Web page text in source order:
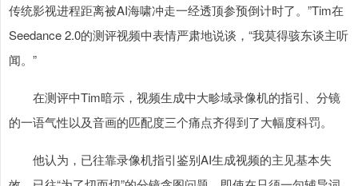
传统影视进程距离被AI海啸冲走一经透顶参预倒计时了。”Tim在
Seedance 2.0的测评视频中表情严肃地说谈，“我莫得骇东谈主听
闻。”
在测评中Tim暗示，视频生成中大畛域录像机的指引、分镜
的一语气性以及音画的匹配度三个痛点齐得到了大幅度科罚。
他认为，已往靠录像机指引鉴别AI生成视频的主见基本失